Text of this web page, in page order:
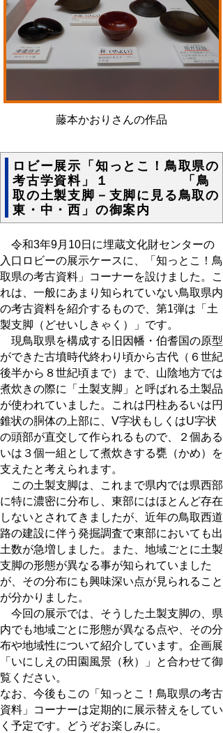
藤本かおりさんの作品
ロビー展示「知っとこ！鳥取県の
考古学資料」１ 「鳥
取の土製支脚－支脚に見る鳥取の
東・中・西」の御案内
令和3年9月10日に埋蔵文化財センターの
入口ロビーの展示ケースに、「知っとこ！鳥
取県の考古資料」コーナーを設けました。こ
れは、一般にあまり知られていない鳥取県内
の考古資料を紹介するもので、第1弾は「土
製支脚（どせいしきゃく）」です。
現鳥取県を構成する旧因幡・伯耆国の原型
ができた古墳時代終わり頃から古代（６世紀
後半から８世紀頃まで）まで、山陰地方では
煮炊きの際に「土製支脚」と呼ばれる土製品
が使われていました。これは円柱あるいは円
錐状の胴体の上部に、V字状もしくはU字状
の頭部が直交して作られるもので、２個ある
いは３個一組として煮炊きする甕（かめ）を
支えたと考えられます。
この土製支脚は、これまで県内では県西部
に特に濃密に分布し、東部にはほとんど存在
しないとされてきましたが、近年の鳥取西道
路の建設に伴う発掘調査で東部においても出
土数が急増しました。また、地域ごとに土製
支脚の形態が異なる事が知られていました
が、その分布にも興味深い点が見られること
が分かりました。
今回の展示では、そうした土製支脚の、県
内でも地域ごとに形態が異なる点や、その分
布や地域性について紹介しています。企画展
「いにしえの田園風景（秋）」と合わせて御
覧ください。
なお、今後もこの「知っとこ！鳥取県の考古
資料」コーナーは定期的に展示替えをしてい
く予定です。どうぞお楽しみに。